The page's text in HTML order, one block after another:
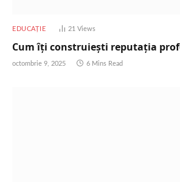
EDUCAȚIE 21Views
Cum îți construiești reputația
octombrie 9, 2025 6 Mins Read